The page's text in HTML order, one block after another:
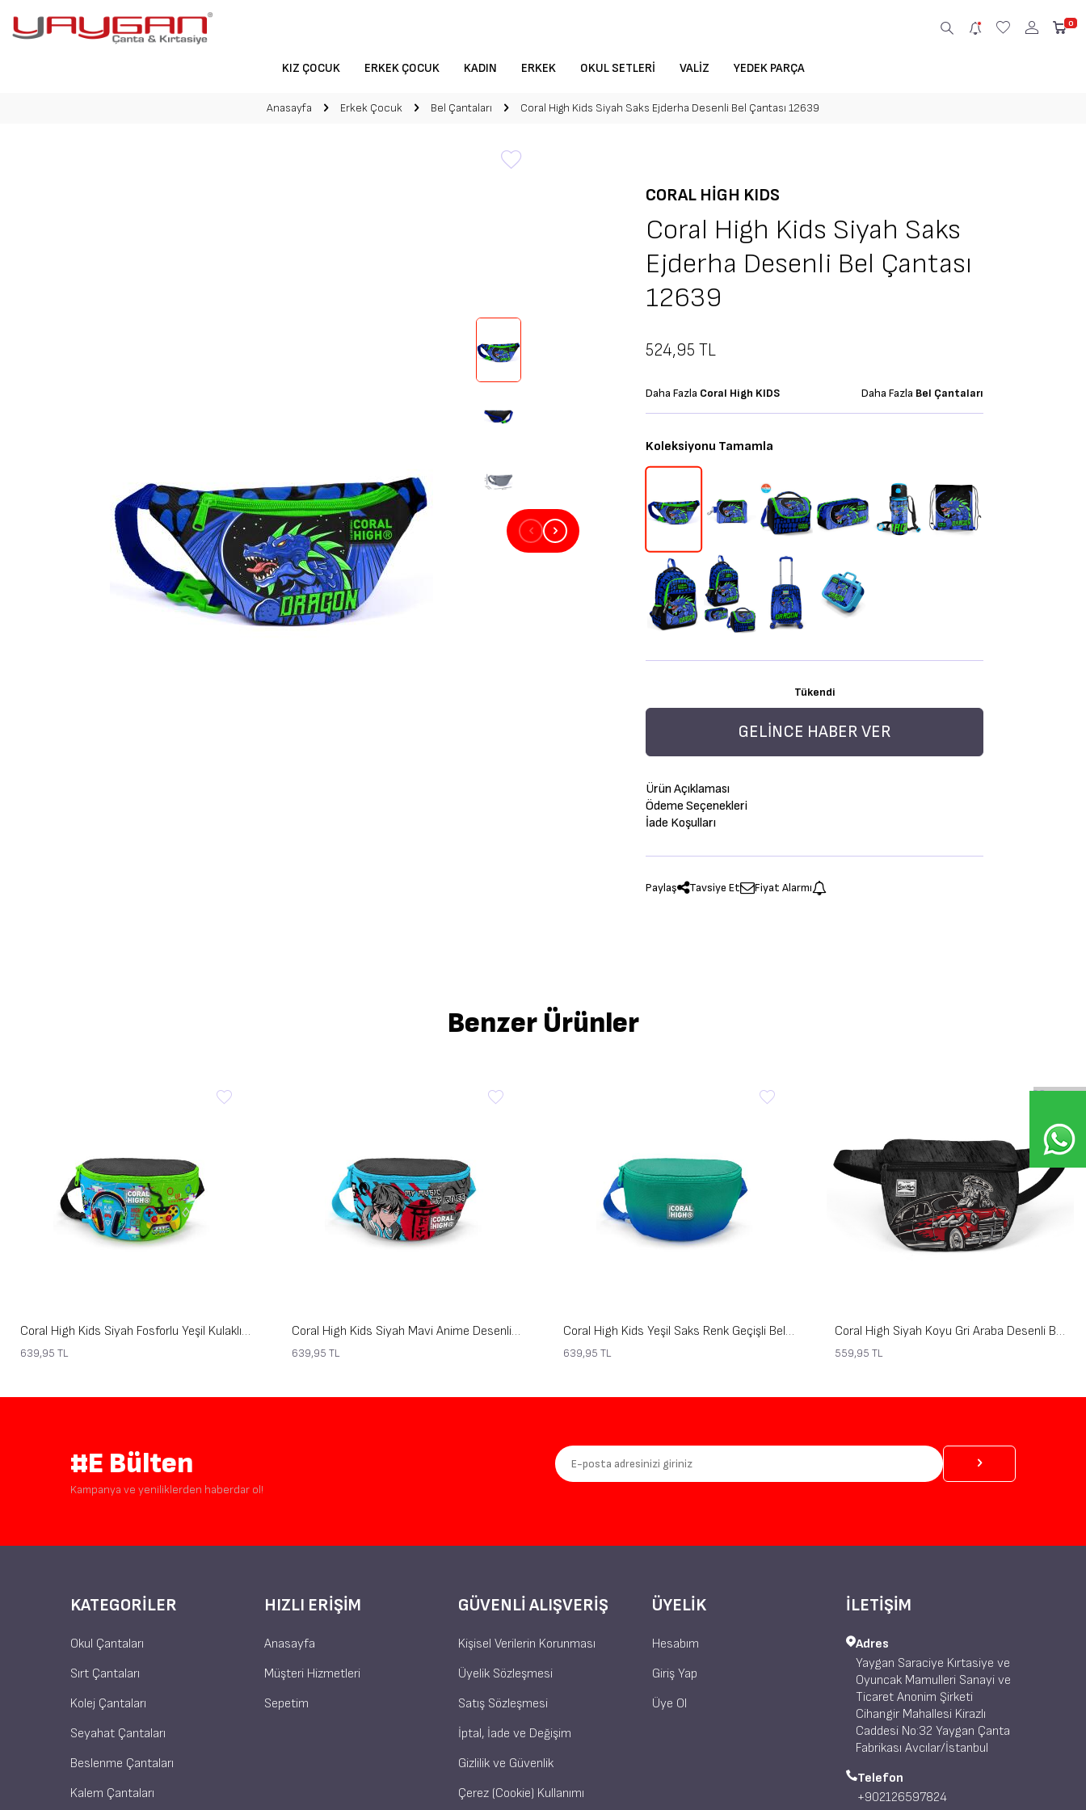
0
KIZ ÇOCUK ERKEK ÇOCUK KADIN ERKEK OKUL SETLERI VALIZ YEDEK PARÇA
Anasayfa Erkek Çocuk Bel Çantaları Coral High Kids Siyah Saks Ejderha Desenli Bel Çantası 12639
CORAL HIGH KIDS
Coral High Kids Siyah Saks
Ejderha Desenli Bel Çantası
12639
524,95 TL
Daha Fazla Coral High KIDS Daha Fazla Bel Çantaları
Koleksiyonu Tamamla
Tükendi
GELINCE HABER VER
Ürün Açıklaması
Ödeme Seçenekleri
İade Koşulları
Paylaş Tavsiye Et Fiyat Alarmı
Benzer Ürünler
Coral High Kids Siyah Fosforlu Yeşil Kulaklık Game Desenli Bel Çantası 11559
639,95 TL
Coral High Kids Siyah Mavi Anime Desenli Bel Çantası 11558
639,95 TL
Coral High Kids Yeşil Saks Renk Geçişli Bel Çantası 11557
639,95 TL
Coral High Siyah Koyu Gri Araba Desenli Bel Çantası 22604
559,95 TL
#E Bülten
Kampanya ve yeniliklerden haberdar ol!
KATEGORILER
Okul Çantaları
Sırt Çantaları
Kolej Çantaları
Seyahat Çantaları
Beslenme Çantaları
Kalem Çantaları
HIZLI ERIŞIM
Anasayfa
Müşteri Hizmetleri
Sepetim
GÜVENLI ALIŞVERIŞ
Kişisel Verilerin Korunması
Üyelik Sözleşmesi
Satış Sözleşmesi
İptal, İade ve Değişim
Gizlilik ve Güvenlik
Çerez (Cookie) Kullanımı
ÜYELIK
Hesabım
Giriş Yap
Üye Ol
İLETİŞİM
Adres
Yaygan Saraciye Kırtasiye ve
Oyuncak Mamulleri Sanayi ve
Ticaret Anonim Şirketi
Cihangir Mahallesi Kirazlı
Caddesi No:32 Yaygan Çanta
Fabrikası Avcılar/İstanbul
Telefon
+902126597824